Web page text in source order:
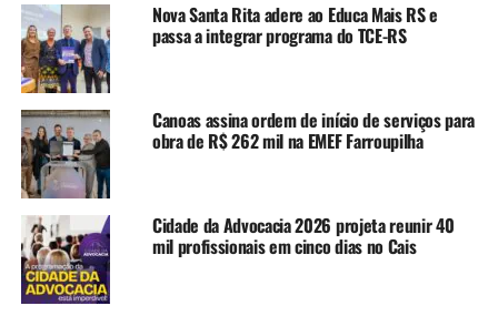
Lista de candidatos aptos
TÓPICOS RELACIONADOS:
COORDENADORIAS REGIONAIS DE EDUCAÇÃO
GOVERNO DO ESTADO
RIO GRANDE DO SUL
A SEGUIR UP
ENEM 2024: Aulão gratuito e online dá dicas para gabaritar
a prova de inglês
NÃO SE ESQUEÇA
Governo lançará nova edição do Professor do Amanhã com
500 vagas em cursos de licenciatura
Nova Santa Rita adere ao Educa Mais RS e
passa a integrar programa do TCE-RS
Canoas assina ordem de início de serviços para
obra de R$ 262 mil na EMEF Farroupilha
Cidade da Advocacia 2026 projeta reunir 40
mil profissionais em cinco dias no Cais